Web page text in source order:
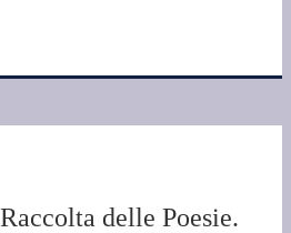
delle Poesie.